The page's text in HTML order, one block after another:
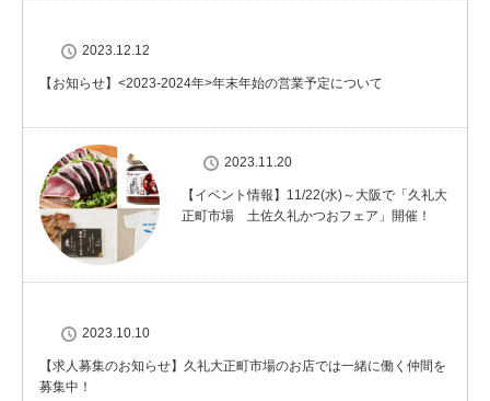
2023.12.12
【お知らせ】<2023-2024年>年末年始の営業予定について
2023.11.20
【イベント情報】11/22(水)～大阪で「久礼大
正町市場 土佐久礼かつおフェア」開催！
2023.10.10
【求人募集のお知らせ】久礼大正町市場のお店では一緒に働く仲間を
募集中！